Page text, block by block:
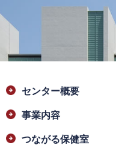
へ
文
センター概要
事業内容
つながる保健室